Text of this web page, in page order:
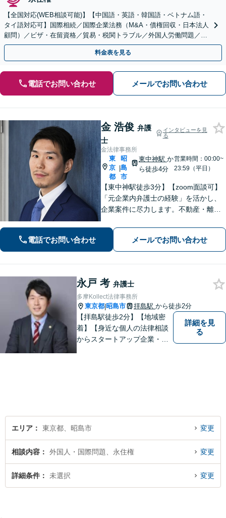
【全国対応(WEB相談可能)】【中国語・英語・韓国語・ベトナム語・
タイ語対応可】国際相続／国際企業法務（M&A・債権回収・日本法人
顧問）／ビザ・在留資格／貿易・税関トラブル／外国人労働問題／外
国人刑事事件など、幅広いご相談に対応可能
料金表を見る
電話でお問い合わせ メールでお問い合わせ
金 浩俊 弁護
士
インタビューを見
る
金法律事務所
東
京
都
|
昭
島
市
東中神駅 か
ら徒歩4分
営業時間：00:00~
23:59（平日）
【東中神駅徒歩3分】【zoom面談可】
「元企業内弁護士の経験」を活かし、
企業案件に尽力します。不動産・離婚
大の利益を得られるよう、知見を活か
し問題に真摯に向き合います。【韓国
語OK】
電話でお問い合わせ メールでお問い合わせ
永戸 考 弁護士
多摩Kollect法律事務所
東京都|昭島市 拝島駅 から徒歩2分
【拝島駅徒歩2分】【地域密
着】【身近な個人の法律相談
からスタートアップ企業・中
詳細を見
る
エリア 東京都、昭島市 変更
相談内容 外国人・国際問題、永住権 変更
詳細条件 未選択 変更